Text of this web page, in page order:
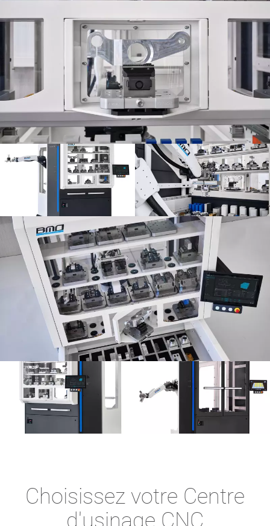
Choisissez votre Centre
d'usinage CNC